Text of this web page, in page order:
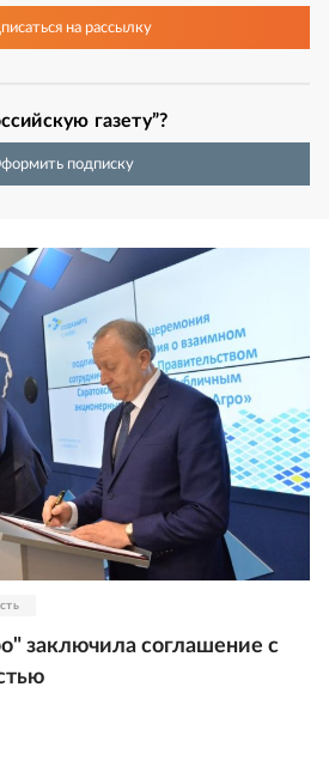
на рассылку
газету”?
подписку
заключила соглашение с